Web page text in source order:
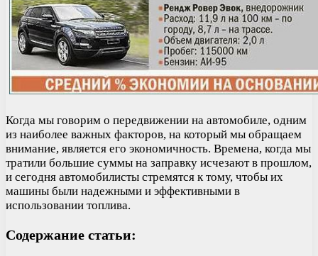
Когда мы говорим о передвижении на автомобиле, одним
из наиболее важных факторов, на который мы обращаем
внимание, является его экономичность. Времена, когда мы
тратили большие суммы на заправку исчезают в прошлом,
и сегодня автомобилисты стремятся к тому, чтобы их
машины были надежными и эффективными в
использовании топлива.
Содержание статьи: